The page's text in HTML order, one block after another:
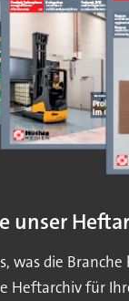
unser
was die
Heftarchiv für